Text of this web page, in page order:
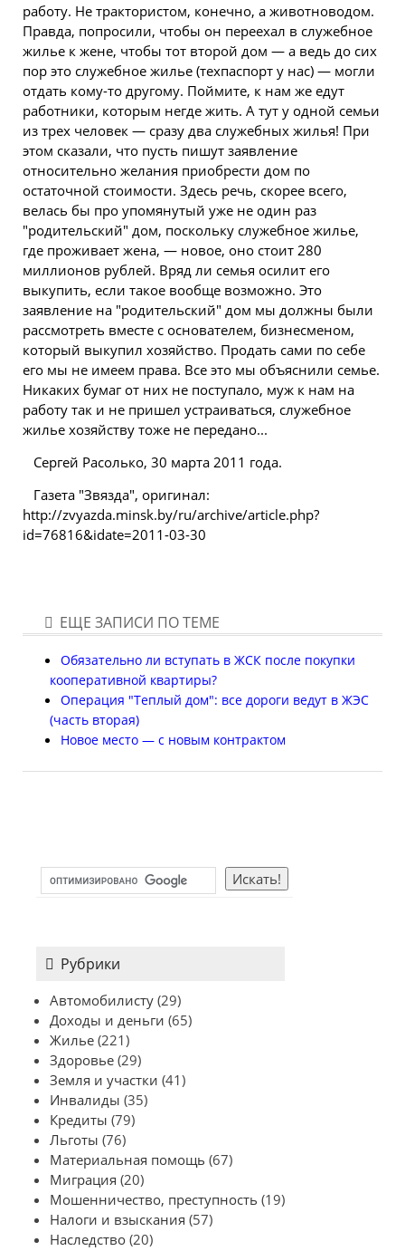
работу. Не трактористом, конечно, а животноводом.
Правда, попросили, чтобы он переехал в служебное
жилье к жене, чтобы тот второй дом — а ведь до сих
пор это служебное жилье (техпаспорт у нас) — могли
отдать кому-то другому. Поймите, к нам же едут
работники, которым негде жить. А тут у одной семьи
из трех человек — сразу два служебных жилья! При
этом сказали, что пусть пишут заявление
относительно желания приобрести дом по
остаточной стоимости. Здесь речь, скорее всего,
велась бы про упомянутый уже не один раз
"родительский" дом, поскольку служебное жилье,
где проживает жена, — новое, оно стоит 280
миллионов рублей. Вряд ли семья осилит его
выкупить, если такое вообще возможно. Это
заявление на "родительский" дом мы должны были
рассмотреть вместе с основателем, бизнесменом,
который выкупил хозяйство. Продать сами по себе
его мы не имеем права. Все это мы объяснили семье.
Никаких бумаг от них не поступало, муж к нам на
работу так и не пришел устраиваться, служебное
жилье хозяйству тоже не передано...
Сергей Расолько, 30 марта 2011 года.
Газета "Звязда", оригинал:
http://zvyazda.minsk.by/ru/archive/article.php?
id=76816&idate=2011-03-30
ЕЩЕ ЗАПИСИ ПО ТЕМЕ
Обязательно ли вступать в ЖСК после покупки
кооперативной квартиры?
Операция "Теплый дом": все дороги ведут в ЖЭС
(часть вторая)
Новое место — с новым контрактом
Рубрики
Автомобилисту (29)
Доходы и деньги (65)
Жилье (221)
Здоровье (29)
Земля и участки (41)
Инвалиды (35)
Кредиты (79)
Льготы (76)
Материальная помощь (67)
Миграция (20)
Мошенничество, преступность (19)
Налоги и взыскания (57)
Наследство (20)